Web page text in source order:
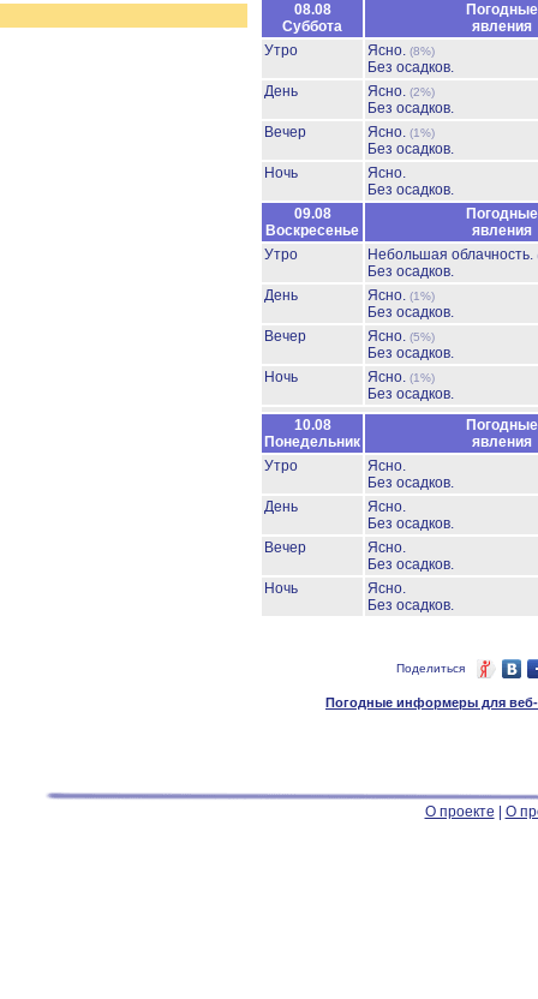
08.08
Суббота
Погодные
явления
Утро
Ясно. (8%)
Без осадков.
День
Ясно. (2%)
Без осадков.
Вечер
Ясно. (1%)
Без осадков.
Ночь
Ясно.
Без осадков.
09.08
Воскресенье
Погодные
явления
Утро
Небольшая облачность.
Без осадков.
День
Ясно. (1%)
Без осадков.
Вечер
Ясно. (5%)
Без осадков.
Ночь
Ясно. (1%)
Без осадков.
10.08
Понедельник
Погодные
явления
Утро
Ясно.
Без осадков.
День
Ясно.
Без осадков.
Вечер
Ясно.
Без осадков.
Ночь
Ясно.
Без осадков.
Поделиться
Погодные информеры для веб-
О проекте О